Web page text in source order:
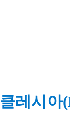
클레시아